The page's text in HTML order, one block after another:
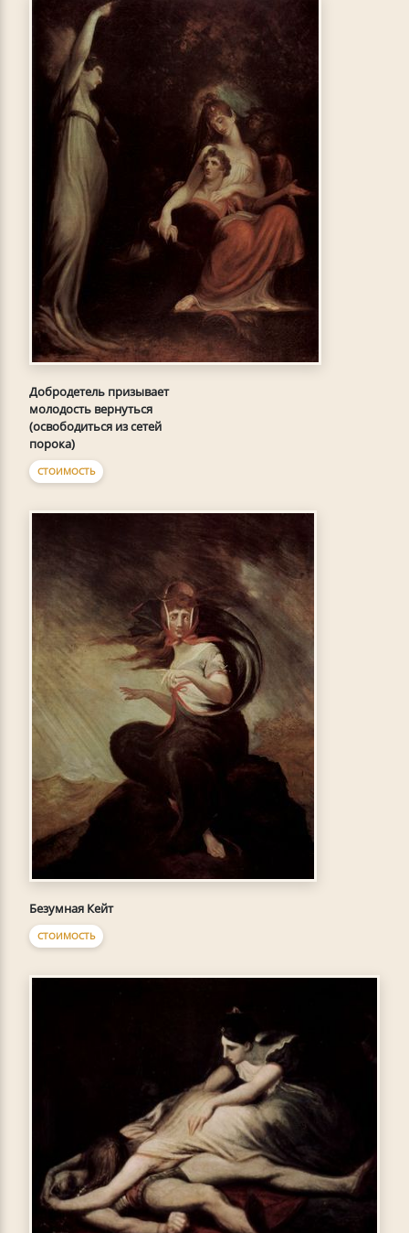
Добродетель призывает
молодость вернуться
(освободиться из сетей
порока)
СТОИМОСТЬ
Безумная Кейт
СТОИМОСТЬ